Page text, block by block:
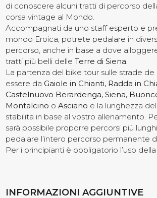
di conoscere alcuni tratti di percorso
corsa vintage al Mondo.
Accompagnati da uno staff esperto e
mondo Eroica, potrete pedalare in
percorso, anche in base a dove
tratti più belli delleTerre di Siena.
La partenza del bike tour sulle strade de
essere daGaiole in Chianti, Radda in
Castelnuovo Berardenga, Siena,
Montalcino o Asciano e la lunghezza
stabilita in base al vostro allenamento.
sarà possibile proporre percorsi più
pedalare l’intero percorso permanente
Per i principianti è obbligatorio l’uso
INFORMAZIONI AGGIUNTIVE
Chi siamo
Contatti